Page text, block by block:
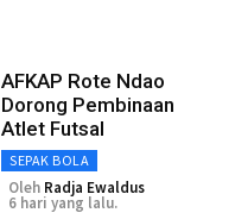
AFKAP Rote Ndao
Dorong Pembinaan
Atlet Futsal
SEPAK BOLA
Oleh Radja Ewaldus
6 hari yang lalu.